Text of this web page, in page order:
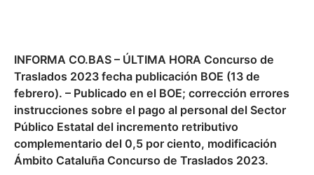
INFORMA CO.BAS – ÚLTIMA HORA Concurso de
Traslados 2023 fecha publicación BOE (13 de
febrero). – Publicado en el BOE; corrección errores
instrucciones sobre el pago al personal del Sector
Público Estatal del incremento retributivo
complementario del 0,5 por ciento, modificación
Ámbito Cataluña Concurso de Traslados 2023.